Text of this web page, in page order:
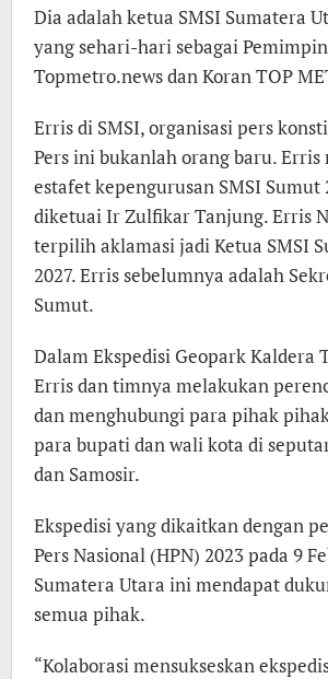
Dia adalah ketua SMSI Sumatera
yang sehari-hari sebagai
Topmetro.news dan Koran TOP
Erris di SMSI, organisasi pers
Pers ini bukanlah orang baru.
estafet kepengurusan SMSI Sumut
diketuai Ir Zulfikar Tanjung. Erris
terpilih aklamasi jadi Ketua SMSI
2027. Erris sebelumnya adalah
Sumut.
Dalam Ekspedisi Geopark Kaldera
Erris dan timnya melakukan
dan menghubungi para pihak
para bupati dan wali kota di
dan Samosir.
Ekspedisi yang dikaitkan dengan
Pers Nasional (HPN) 2023 pada 9
Sumatera Utara ini mendapat
semua pihak.
“Kolaborasi mensukseskan